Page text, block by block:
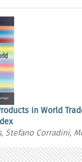
in World
Stefano Corradini,